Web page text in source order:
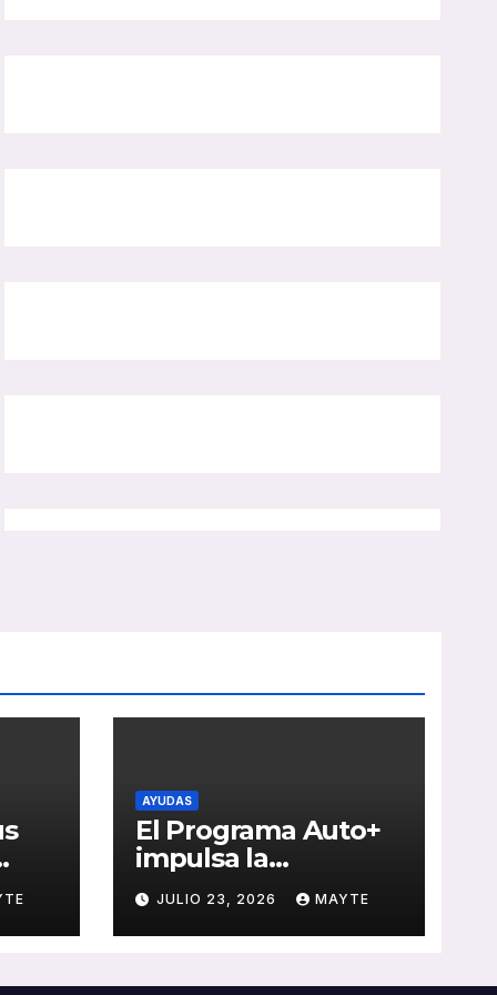
AYUDAS
El Programa Auto+
impulsa la
renovación de flotas
con ayudas a
vehículos eléctricos
JULIO 23, 2026 MAYTE